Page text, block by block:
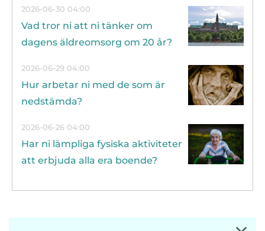
2026-06-30 04:00
Vad tror ni att ni tänker om
dagens äldreomsorg om 20 år?
2026-06-29 04:00
Hur arbetar ni med de som är
nedstämda?
2026-06-26 04:00
Har ni lämpliga fysiska aktiviteter
att erbjuda alla era boende?